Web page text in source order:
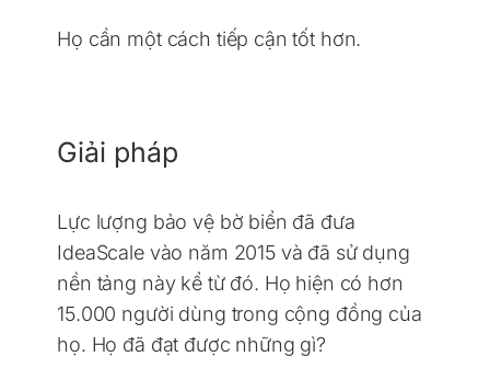
Họ cần một cách tiếp cận tốt hơn.
Giải pháp
Lực lượng bảo vệ bờ biển đã đưa
IdeaScale vào năm 2015 và đã sử dụng
nền tảng này kể từ đó. Họ hiện có hơn
15.000 người dùng trong cộng đồng của
họ. Họ đã đạt được những gì?